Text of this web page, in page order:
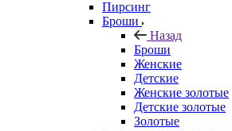
Пирсинг
Броши
Назад
Броши
Женские
Детские
Женские золотые
Детские золотые
Золотые